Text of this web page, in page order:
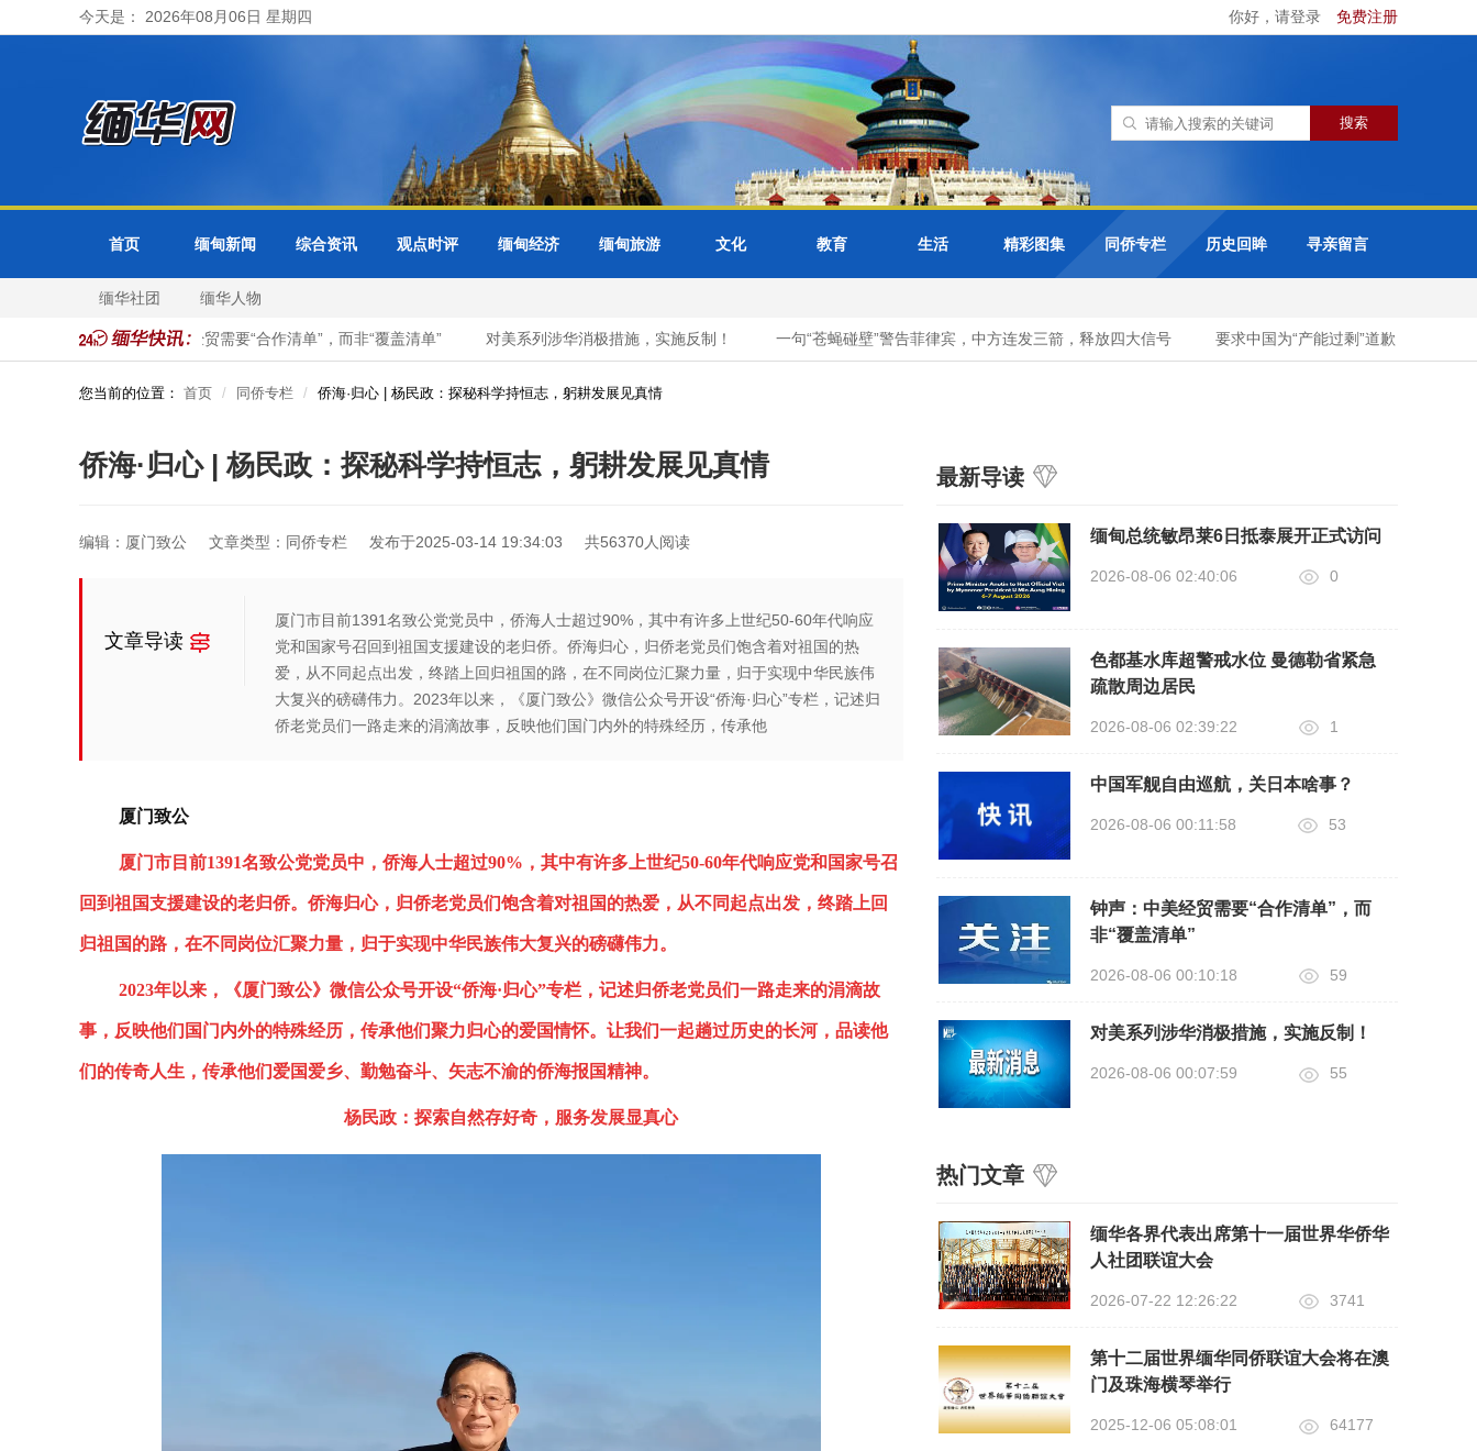
今天是： 2026年08月06日 星期四 你好，请登录 免费注册
首页 缅甸新闻 综合资讯 观点时评 缅甸经济 缅甸旅游 文化 教育 生活 精彩图集 同侨专栏 历史回眸 寻亲留言
缅华社团 缅华人物
钟声：中美经贸需要“合作清单”，而非“覆盖清单” 对美系列涉华消极措施，实施反制！ 一句“苍蝇碰壁”警告菲律宾，中方连发三箭，释放四大信号 要求中国为“产能过剩”道歉？《经济学人》
您当前的位置： 首页 同侨专栏 侨海·归心 | 杨民政：探秘科学持恒志，躬耕发展见真情
侨海·归心 | 杨民政：探秘科学持恒志，躬耕发展见真情
编辑：厦门致公 文章类型：同侨专栏 发布于2025-03-14 19:34:03 共56370人阅读
文章导读
厦门市目前1391名致公党党员中，侨海人士超过90%，其中有许多上世纪50-60年代响应
党和国家号召回到祖国支援建设的老归侨。侨海归心，归侨老党员们饱含着对祖国的热
爱，从不同起点出发，终踏上回归祖国的路，在不同岗位汇聚力量，归于实现中华民族伟
大复兴的磅礴伟力。2023年以来，《厦门致公》微信公众号开设“侨海·归心”专栏，记述归
侨老党员们一路走来的涓滴故事，反映他们国门内外的特殊经历，传承他
厦门致公
厦门市目前1391名致公党党员中，侨海人士超过90%，其中有许多上世纪50-60年代响应党和国家号召
回到祖国支援建设的老归侨。侨海归心，归侨老党员们饱含着对祖国的热爱，从不同起点出发，终踏上回
归祖国的路，在不同岗位汇聚力量，归于实现中华民族伟大复兴的磅礴伟力。
2023年以来，《厦门致公》微信公众号开设“侨海·归心”专栏，记述归侨老党员们一路走来的涓滴故
事，反映他们国门内外的特殊经历，传承他们聚力归心的爱国情怀。让我们一起趟过历史的长河，品读他
们的传奇人生，传承他们爱国爱乡、勤勉奋斗、矢志不渝的侨海报国精神。
杨民政：探索自然存好奇，服务发展显真心
最新导读
缅甸总统敏昂莱6日抵泰展开正式访问
2026-08-06 02:40:06 0
色都基水库超警戒水位 曼德勒省紧急
疏散周边居民
2026-08-06 02:39:22 1
中国军舰自由巡航，关日本啥事？
2026-08-06 00:11:58 53
钟声：中美经贸需要“合作清单”，而
非“覆盖清单”
2026-08-06 00:10:18 59
对美系列涉华消极措施，实施反制！
2026-08-06 00:07:59 55
热门文章
缅华各界代表出席第十一届世界华侨华
人社团联谊大会
2026-07-22 12:26:22 3741
第十二届世界缅华同侨联谊大会将在澳
门及珠海横琴举行
2025-12-06 05:08:01 64177